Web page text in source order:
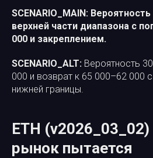
SCENARIO_MAIN:
верхней части диапазона с
000 и закреплением.
SCENARIO_ALT: Вероятность
000 и возврат к 65 000–62 000
нижней границы.
ETH
рынок пытается